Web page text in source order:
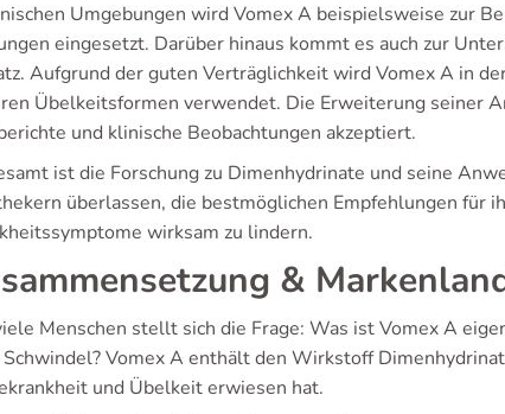
Umgebungen wird Vomex A beispielsweise zur
eingesetzt. Darüber hinaus kommt es auch zur
Aufgrund der guten Verträglichkeit wird Vomex A in
Übelkeitsformen verwendet. Die Erweiterung seiner
und klinische Beobachtungen akzeptiert.
ist die Forschung zu Dimenhydrinate und seine
überlassen, die bestmöglichen Empfehlungen für
wirksam zu lindern.
&
Menschen stellt sich die Frage: Was ist Vomex A
Vomex A enthält den Wirkstoff
und Übelkeit erwiesen hat.